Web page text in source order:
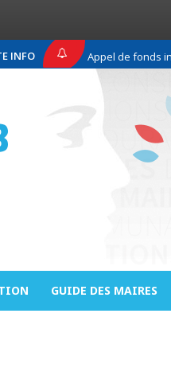
INFO Appel de fonds
GUIDE DES MAIRES